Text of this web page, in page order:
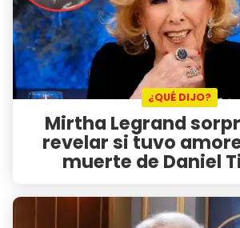
¿QUÉ DIJO?
Mirtha Legrand
revelar si tuvo
muerte de Daniel